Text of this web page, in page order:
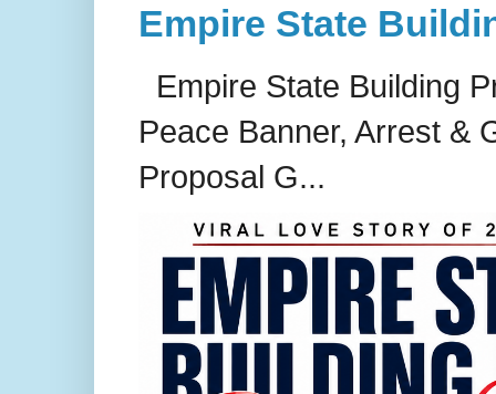
Empire State
Empire State Building
Peace Banner, Arrest &
Proposal G...